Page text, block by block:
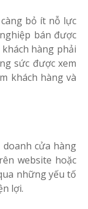
bỏ ít nỗ lực
bán được
hàng phải
sức được xem
khách hàng và
cửa hàng
website hoặc
những yếu tố
lợi.